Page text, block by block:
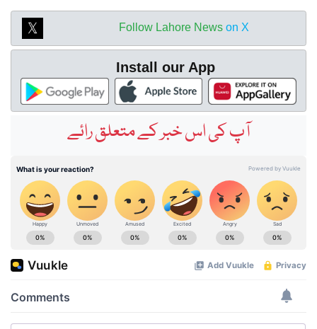
Follow Lahore News on X
Install our App
آپ کی اس خبر کے متعلق رائے